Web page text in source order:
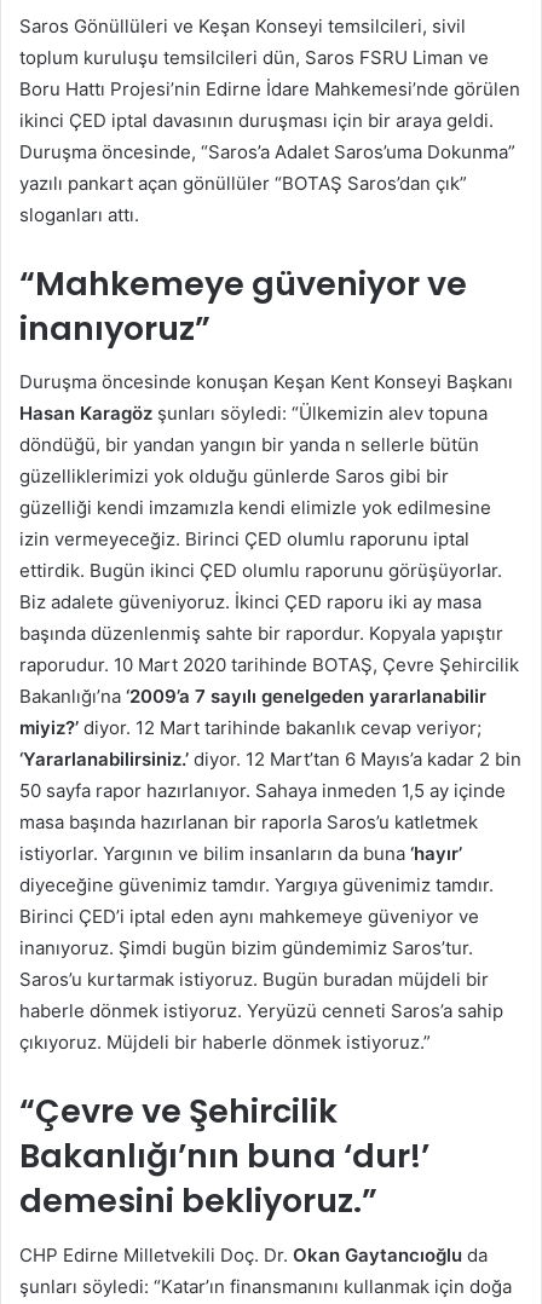
Saros Gönüllüleri ve Keşan Konseyi temsilcileri, sivil
toplum kuruluşu temsilcileri dün, Saros FSRU Liman ve
Boru Hattı Projesi’nin Edirne İdare Mahkemesi’nde görülen
ikinci ÇED iptal davasının duruşması için bir araya geldi.
Duruşma öncesinde, “Saros’a Adalet Saros’uma Dokunma”
yazılı pankart açan gönüllüler “BOTAŞ Saros’dan çık”
sloganları attı.
“Mahkemeye güveniyor ve
inanıyoruz”
Duruşma öncesinde konuşan Keşan Kent Konseyi Başkanı
Hasan Karagöz şunları söyledi: “Ülkemizin alev topuna
döndüğü, bir yandan yangın bir yanda n sellerle bütün
güzelliklerimizi yok olduğu günlerde Saros gibi bir
güzelliği kendi imzamızla kendi elimizle yok edilmesine
izin vermeyeceğiz. Birinci ÇED olumlu raporunu iptal
ettirdik. Bugün ikinci ÇED olumlu raporunu görüşüyorlar.
Biz adalete güveniyoruz. İkinci ÇED raporu iki ay masa
başında düzenlenmiş sahte bir rapordur. Kopyala yapıştır
raporudur. 10 Mart 2020 tarihinde BOTAŞ, Çevre Şehircilik
Bakanlığı’na ‘2009’a 7 sayılı genelgeden yararlanabilir
miyiz?’ diyor. 12 Mart tarihinde bakanlık cevap veriyor;
‘Yararlanabilirsiniz.’ diyor. 12 Mart’tan 6 Mayıs’a kadar 2 bin
50 sayfa rapor hazırlanıyor. Sahaya inmeden 1,5 ay içinde
masa başında hazırlanan bir raporla Saros’u katletmek
istiyorlar. Yargının ve bilim insanların da buna ‘hayır’
diyeceğine güvenimiz tamdır. Yargıya güvenimiz tamdır.
Birinci ÇED’i iptal eden aynı mahkemeye güveniyor ve
inanıyoruz. Şimdi bugün bizim gündemimiz Saros’tur.
Saros’u kurtarmak istiyoruz. Bugün buradan müjdeli bir
haberle dönmek istiyoruz. Yeryüzü cenneti Saros’a sahip
çıkıyoruz. Müjdeli bir haberle dönmek istiyoruz.”
“Çevre ve Şehircilik
Bakanlığı’nın buna ‘dur!’
demesini bekliyoruz.”
CHP Edirne Milletvekili Doç. Dr. Okan Gaytancıoğlu da
şunları söyledi: “Katar’ın finansmanını kullanmak için doğa